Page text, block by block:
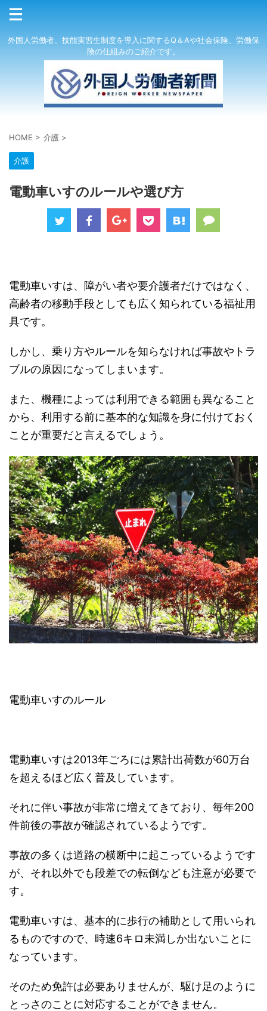
外国人労働者、技能実習生制度を導入に関するQ＆Aや社会保険、労働保
険の仕組みのご紹介です。
HOME > 介護 >
介護
電動車いすのルールや選び方
電動車いすは、障がい者や要介護者だけではなく、
高齢者の移動手段としても広く知られている福祉用
具です。
しかし、乗り方やルールを知らなければ事故やトラ
ブルの原因になってしまいます。
また、機種によっては利用できる範囲も異なること
から、利用する前に基本的な知識を身に付けておく
ことが重要だと言えるでしょう。
電動車いすのルール
電動車いすは2013年ごろには累計出荷数が60万台
を超えるほど広く普及しています。
それに伴い事故が非常に増えてきており、毎年200
件前後の事故が確認されているようです。
事故の多くは道路の横断中に起こっているようです
が、それ以外でも段差での転倒なども注意が必要で
す。
電動車いすは、基本的に歩行の補助として用いられ
るものですので、時速6キロ未満しか出ないことに
なっています。
そのため免許は必要ありませんが、駆け足のように
とっさのことに対応することができません。